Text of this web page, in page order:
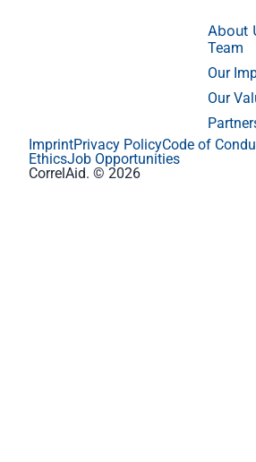
About
Team
Our
Our
CorrelAid. © 2026
ImprintPrivacy PolicyCode of
EthicsJob Opportunities